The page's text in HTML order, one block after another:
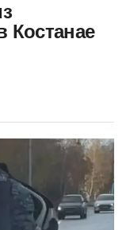
Костанае